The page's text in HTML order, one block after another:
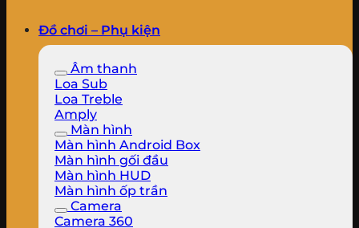
Đồ chơi – Phụ kiện
Âm thanh
Loa Sub
Loa Treble
Amply
Màn hình
Màn hình Android Box
Màn hình gối đầu
Màn hình HUD
Màn hình ốp trần
Camera
Camera 360